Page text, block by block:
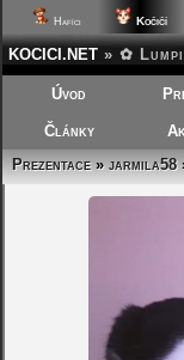
Hafíci Kočičí
KOCICI.NET » ✿
Úvod
Články
Prezentace»jarmila58